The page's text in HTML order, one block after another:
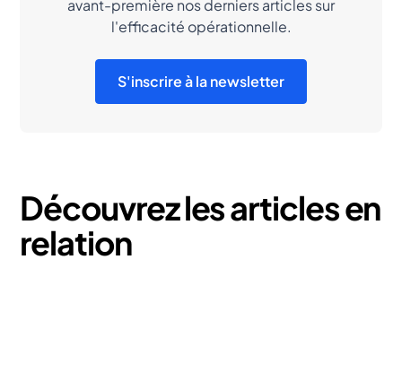
avant-première nos derniers articles sur
l'efficacité opérationnelle.
S'inscrire à la newsletter
Découvrez les articles en
relation